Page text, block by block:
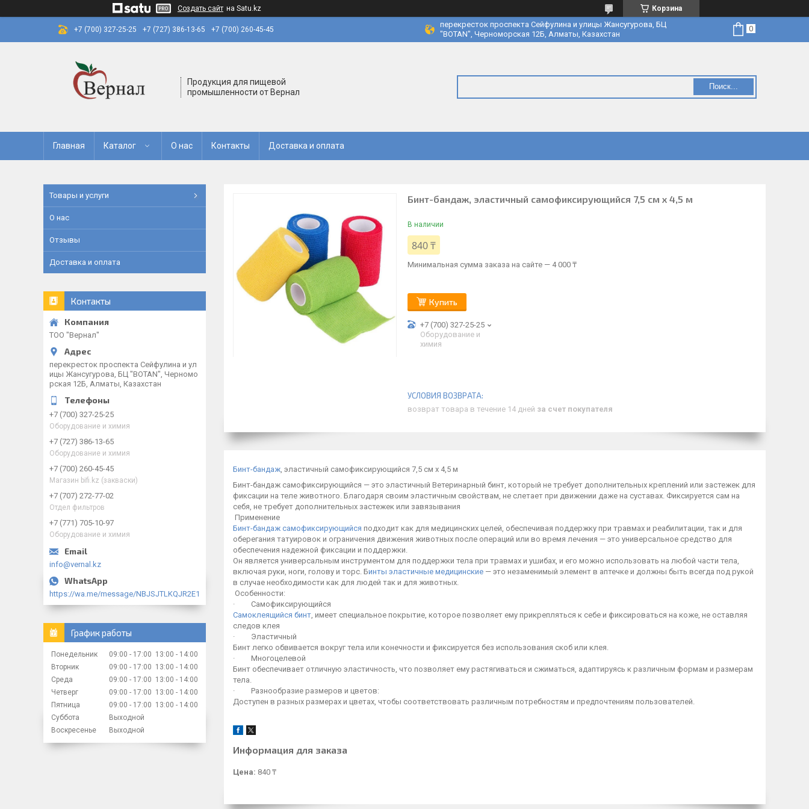
Создать сайт на Satu.kz Корзина
+7 (700) 327-25-25 +7 (727) 386-13-65 +7 (700) 260-45-45
перекресток проспекта Сейфулина и улицы Жансугурова, БЦ
"BOTAN", Черноморская 12Б, Алматы, Казахстан
Продукция для пищевой
промышленности от Вернал
Поиск...
Главная Каталог О нас Контакты Доставка и оплата
Бинт-бандаж, эластичный самофиксирующийся 7,5 см х 4,5 м
В наличии
840 ₸
Минимальная сумма заказа на сайте — 4 000 ₸
Купить
+7 (700) 327-25-25
Оборудование и
химия
возврат товара в течение 14 дней за счет покупателя
Бинт-бандаж , эластичный самофиксирующийся 7,5 см х 4,5 м
Бинт-бандаж самофиксирующийся — это эластичный Ветеринарный бинт, который не требует дополнительных креплений или застежек для
фиксации на теле животного. Благодаря своим эластичным свойствам, не слетает при движении даже на суставах. Фиксируется сам на
себя, не требует дополнительных застежек или завязывания
Применение
Бинт-бандаж самофиксирующийся подходит как для медицинских целей, обеспечивая поддержку при травмах и реабилитации, так и для
оберегания татуировок и ограничения движения животных после операций или во время лечения — это универсальное средство для
обеспечения надежной фиксации и поддержки.
Он является универсальным инструментом для поддержки тела при травмах и ушибах, и его можно использовать на любой части тела,
включая руки, ноги, голову и торс. Бинты эластичные медицинские — это незаменимый элемент в аптечке и должны быть всегда под рукой
в случае необходимости как для людей так и для животных.
Особенности:
· Самофиксирующийся
Самоклеящийся бинт , имеет специальное покрытие, которое позволяет ему прикрепляться к себе и фиксироваться на коже, не оставляя
следов клея
· Эластичный
Бинт легко обвивается вокруг тела или конечности и фиксируется без использования скоб или клея.
· Многоцелевой
Бинт обеспечивает отличную эластичность, что позволяет ему растягиваться и сжиматься, адаптируясь к различным формам и размерам
тела.
· Разнообразие размеров и цветов:
Доступен в разных размерах и цветах, чтобы соответствовать различным потребностям и предпочтениям пользователей.
Информация для заказа
Цена: 840 ₸
Товары и услуги
О нас
Отзывы
Доставка и оплата
Контакты
ТОО "Вернал"
перекресток проспекта Сейфулина и ул
ицы Жансугурова, БЦ "BOTAN", Черномо
рская 12Б, Алматы, Казахстан
+7 (700) 327-25-25
Оборудование и химия
+7 (727) 386-13-65
Оборудование и химия
+7 (700) 260-45-45
Магазин bifi.kz (закваски)
+7 (707) 272-77-02
Отдел фильтров
+7 (771) 705-10-97
Оборудование и химия
info@vernal.kz
https://wa.me/message/NBJSJTLKQJR2E1
График работы
Понедельник 09:00 17:00 13:00
14:00
Вторник
09:00 17:00 13:00
14:00
Среда
09:00 17:00 13:00
14:00
Четверг
09:00 17:00 13:00
14:00
Пятница
09:00 17:00 13:00
14:00
Суббота
Выходной
Воскресенье
Выходной